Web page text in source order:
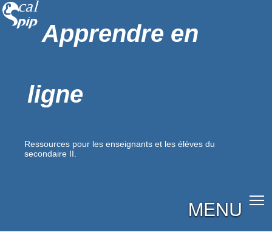
Apprendre en
ligne
Ressources pour les enseignants et les élèves du
secondaire II.
MENU